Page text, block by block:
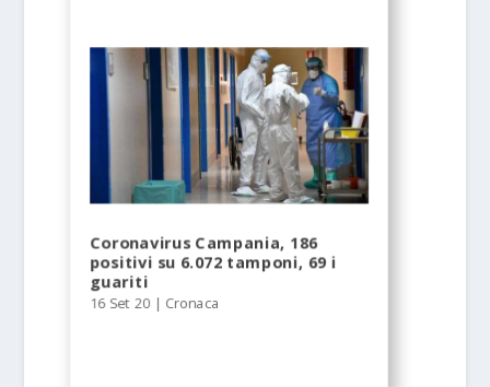
Coronavirus Campania, 186
positivi su 6.072 tamponi, 69 i
guariti
16 Set 20 | Cronaca